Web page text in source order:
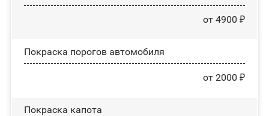
от 4900 ₽
Покраска порогов автомобиля
от 2000 ₽
Покраска капота